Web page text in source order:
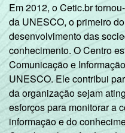
Em 2012, o Cetic.br
da UNESCO, o primeiro
desenvolvimento das
conhecimento. O Centro
Comunicação e
UNESCO. Ele contribui
da organização sejam
esforços para monitorar a
informação e do